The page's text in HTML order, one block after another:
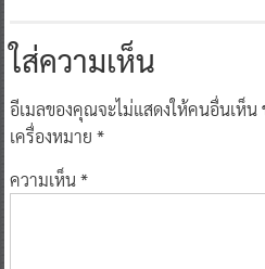
ใส่ความเห็น
อีเมลของคุณจะไม่แสดงให้คนอื่นเห็น
เครื่องหมาย *
ความเห็น*